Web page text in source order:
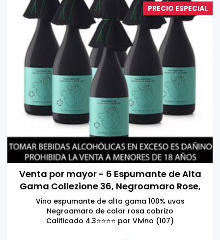
PRECIO ESPECIAL
Venta por mayor - 6 Espumante de Alta
Gama Collezione 36, Negroamaro Rose,
Extra Seco, Schola Sarmenti, Salento
IGT, Italia 750ml
Vino espumante de alta gama 100% uvas
Negroamaro de color rosa cobrizo
Calificado 4.3⭐️⭐️⭐️⭐️ por Vivino (107)